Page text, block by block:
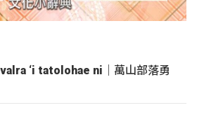
‘i tatolohae ni｜萬山部落勇